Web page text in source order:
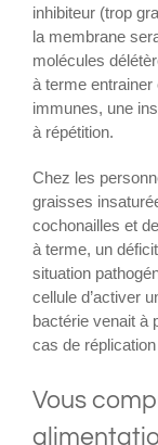
inhibiteur (trop
la membrane
molécules
à terme
immunes, une
à répétition.
Chez les
graisses
cochonailles et
à terme, un
situation
cellule d’activer
bactérie venait à
cas de
Vous